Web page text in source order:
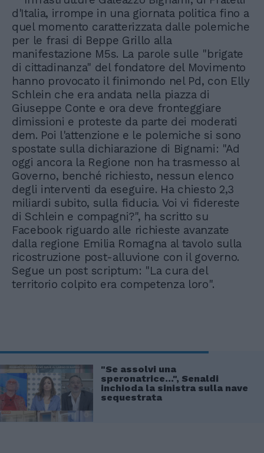
d'Italia, irrompe in una giornata politica fino a
quel momento caratterizzata dalle polemiche
per le frasi di Beppe Grillo alla
manifestazione M5s. La parole sulle "brigate
di cittadinanza" del fondatore del Movimento
hanno provocato il finimondo nel Pd, con Elly
Schlein che era andata nella piazza di
Giuseppe Conte e ora deve fronteggiare
dimissioni e proteste da parte dei moderati
dem. Poi l'attenzione e le polemiche si sono
spostate sulla dichiarazione di Bignami: "Ad
oggi ancora la Regione non ha trasmesso al
Governo, benché richiesto, nessun elenco
degli interventi da eseguire. Ha chiesto 2,3
miliardi subito, sulla fiducia. Voi vi fidereste
di Schlein e compagni?", ha scritto su
Facebook riguardo alle richieste avanzate
dalla regione Emilia Romagna al tavolo sulla
ricostruzione post-alluvione con il governo.
Segue un post scriptum: "La cura del
territorio colpito era competenza loro".
"Se assolvi una
speronatrice...", Senaldi
inchioda la sinistra sulla nave
sequestrata